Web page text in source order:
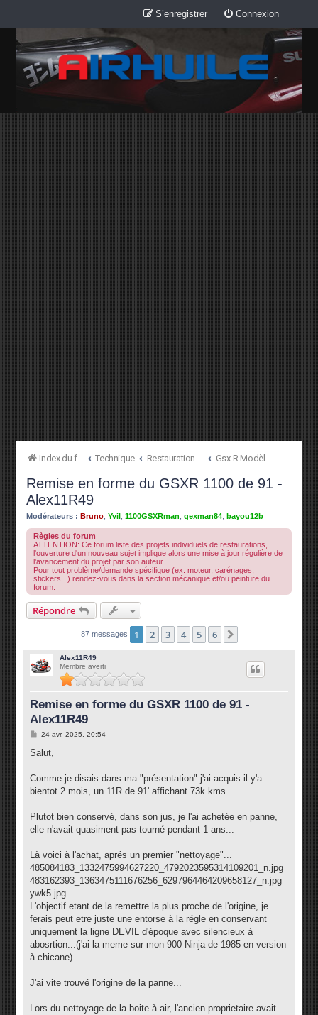
Connexion
S’enregistrer
Index du forum Technique Restauration à l'origine Gsx-R Modèles [750 88->91 | 1100 89->92](Culs ronds)
Remise en forme du GSXR 1100 de 91 -
Alex11R49
Modérateurs : Bruno ,Yvil ,1100GSXRman ,gexman84 ,bayou12b
Règles du forum
ATTENTION: Ce forum liste des projets individuels de restaurations,
l'ouverture d'un nouveau sujet implique alors une mise à jour régulière de
l'avancement du projet par son auteur.
Pour tout problème/demande spécifique (ex: moteur, carénages,
stickers...) rendez-vous dans la section mécanique et/ou peinture du
forum.
Répondre
87 messages 1 2 3 4 5 6
Alex11R49
Membre averti
Remise en forme du GSXR 1100 de 91 -
Alex11R49
M
s
g
24 avr. 2025, 20:54
Salut,
Comme je disais dans ma "présentation" j'ai acquis il y'a
bientot 2 mois, un 11R de 91' affichant 73k kms.
Plutot bien conservé, dans son jus, je l'ai achetée en panne,
elle n'avait quasiment pas tourné pendant 1 ans...
Là voici à l'achat, aprés un premier "nettoyage"...
485084183_1332475994627220_4792023595314109201_n.jpg
483162393_1363475111676256_6297964464209658127_n.jpg
ywk5.jpg
L'objectif etant de la remettre la plus proche de l'origine, je
ferais peut etre juste une entorse à la régle en conservant
uniquement la ligne DEVIL d'époque avec silencieux à
abosrtion...(j'ai la meme sur mon 900 Ninja de 1985 en version
à chicane)...
J'ai vite trouvé l'origine de la panne...
Lors du nettoyage de la boite à air, l'ancien proprietaire avait